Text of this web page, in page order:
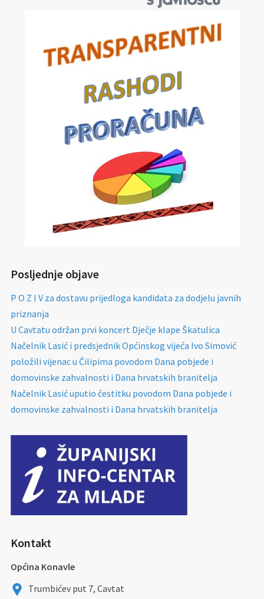
Posljednje objave
P O Z I V za dostavu prijedloga kandidata za dodjelu javnih
priznanja
U Cavtatu održan prvi koncert Dječje klape Škatulica
Načelnik Lasić i predsjednik Općinskog vijeća Ivo Simović
položili vijenac u Čilipima povodom Dana pobjede i
domovinske zahvalnosti i Dana hrvatskih branitelja
Načelnik Lasić uputio čestitku povodom Dana pobjede i
domovinske zahvalnosti i Dana hrvatskih branitelja
Kontakt
Općina Konavle
Trumbićev put 7, Cavtat